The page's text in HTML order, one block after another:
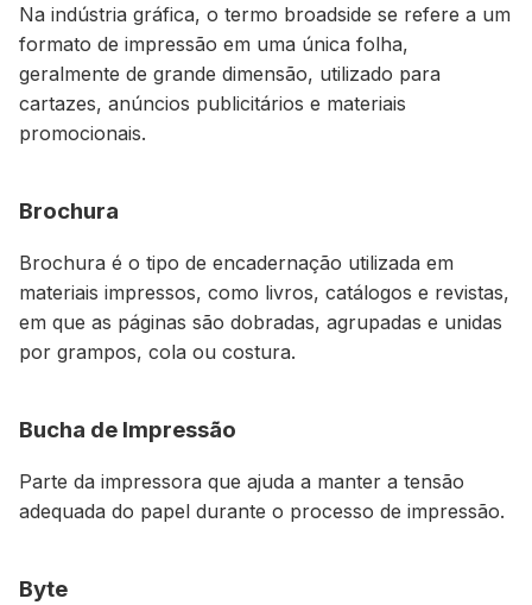
Na indústria gráfica, o termo broadside se refere a um
formato de impressão em uma única folha,
geralmente de grande dimensão, utilizado para
cartazes, anúncios publicitários e materiais
promocionais.
Brochura
Brochura é o tipo de encadernação utilizada em
materiais impressos, como livros, catálogos e revistas,
em que as páginas são dobradas, agrupadas e unidas
por grampos, cola ou costura.
Bucha de Impressão
Parte da impressora que ajuda a manter a tensão
adequada do papel durante o processo de impressão.
Byte